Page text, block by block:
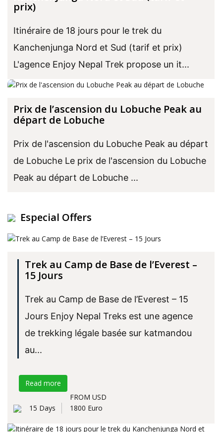
prix)
Itinéraire de 18 jours pour le trek du
Kanchenjunga Nord et Sud (tarif et prix)
L'agence Enjoy Nepal Trek propose un it...
Prix ​​de l’ascension du Lobuche Peak au
départ de Lobuche
Prix ​​de l'ascension du Lobuche Peak au départ
de Lobuche Le prix de l'ascension du Lobuche
Peak au départ de Lobuche ...
Especial Offers
Trek au Camp de Base de l’Everest –
15 Jours
Trek au Camp de Base de l’Everest – 15
Jours Enjoy Nepal Treks est une agence
de trekking légale basée sur katmandou
au...
Read more
15 Days
FROM USD
1800 Euro